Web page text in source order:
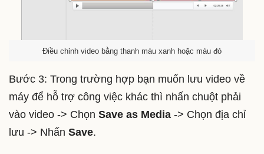
Điều chỉnh video bằng thanh màu xanh hoặc màu đỏ
Bước 3: Trong trường hợp bạn muốn lưu video về
máy để hỗ trợ công việc khác thì nhấn chuột phải
vào video -> Chọn Save as Media -> Chọn địa chỉ
lưu -> Nhấn Save.